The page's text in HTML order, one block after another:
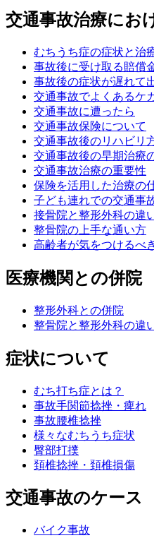
交通事故治療にお
むちうち症の症状と治
事故後に受け取る賠償
事故後の症状が遅れて
交通事故でよくあるケ
交通事故に遭ったら
交通事故保険について
交通事故後のリハビリ
交通事故後の早期治療
交通事故治療の重要性
保険を活用した治療の
子ども連れでの交通事
接骨院と整形外科の違
整骨院の上手な通い方
高齢者が気をつけるべ
医療機関との併院
整形外科との併院
整骨院と整形外科の違
症状について
むち打ち症とは？
事故手関節捻挫・痺れ
事故腰椎捻挫
様々なむちうち症状
臀部打撲
頚椎捻挫・頚椎損傷
交通事故のケース
バイク事故